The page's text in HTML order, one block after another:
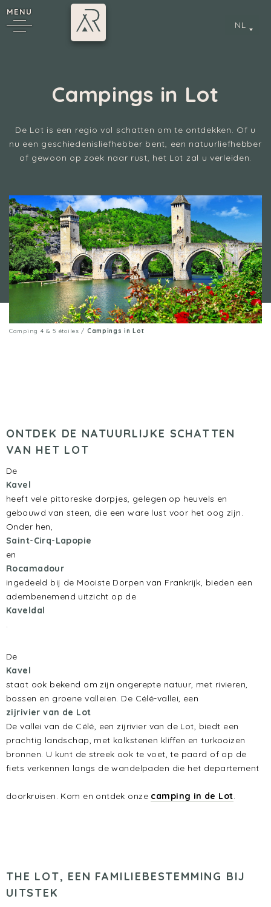
MENU
NL
Campings in Lot
De Lot is een regio vol schatten om te ontdekken. Of u
nu een geschiedenisliefhebber bent, een natuurliefhebber
of gewoon op zoek naar rust, het Lot zal u verleiden.
Camping 4 & 5 étoiles / Campings in Lot
ONTDEK DE NATUURLIJKE SCHATTEN
VAN HET LOT
De
Kavel
heeft vele pittoreske dorpjes, gelegen op heuvels en
gebouwd van steen, die een ware lust voor het oog zijn.
Onder hen,
Saint-Cirq-Lapopie
en
Rocamadour
ingedeeld bij de Mooiste Dorpen van Frankrijk, bieden een
adembenemend uitzicht op de
Kaveldal
.
De
Kavel
staat ook bekend om zijn ongerepte natuur, met rivieren,
bossen en groene valleien. De Célé-vallei, een
zijrivier van de Lot
De vallei van de Célé, een zijrivier van de Lot, biedt een
prachtig landschap, met kalkstenen kliffen en turkooizen
bronnen. U kunt de streek ook te voet, te paard of op de
fiets verkennen langs de wandelpaden die het departement
doorkruisen. Kom en ontdek onze camping in de Lot.
THE LOT, EEN FAMILIEBESTEMMING BIJ
UITSTEK